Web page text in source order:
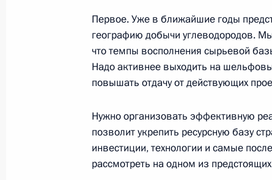
2 июля 2012 года, понедельник
Заседание Комиссии по вопросам
сотрудничества с иностранными
29 июня 2012 года, пятница
Первое. Уже в ближайшие годы
географию добычи углеводородов.
что темпы восполнения сырьевой
Надо активнее выходить на
повышать отдачу от действующих
Нужно организовать эффективную
позволит укрепить ресурсную базу
инвестиции, технологии и самые
рассмотреть на одном из